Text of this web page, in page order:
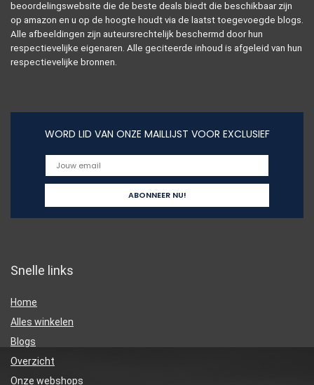
beoordelingswebsite die de beste deals biedt die beschikbaar zijn
op amazon en u op de hoogte houdt via de laatst toegevoegde blogs.
Alle afbeeldingen zijn auteursrechtelijk beschermd door hun
respectievelijke eigenaren. Alle geciteerde inhoud is afgeleid van hun
respectievelijke bronnen.
WORD LID VAN ONZE MAILLIJST VOOR EXCLUSIEF
Snelle links
Home
Alles winkelen
Blogs
Overzicht
Onze webshops